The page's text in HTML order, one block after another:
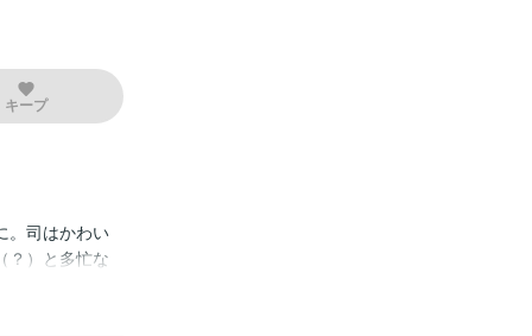
キープ
。司はかわい
？）と多忙な